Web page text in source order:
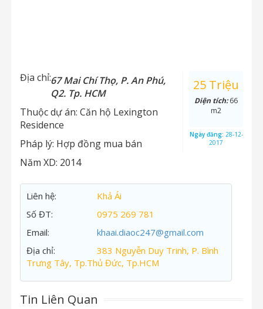
Địa chỉ:67 Mai Chí Thọ, P. An Phú,
Q2. Tp. HCM
Thuộc dự án: Căn hộ Lexington
Residence
Pháp lý: Hợp đồng mua bán
Năm XD: 2014
25 Triệu
Diện tích:66
m2
Ngày đăng: 28-12-
2017
Liên hệ:
Khả Ái
Số ĐT:
0975 269 781
Email:
khaai.diaoc247@gmail.com
Địa chỉ:
383 Nguyễn Duy Trinh, P. Bình
Trưng Tây, Tp.Thủ Đức, Tp.HCM
Tin Liên Quan